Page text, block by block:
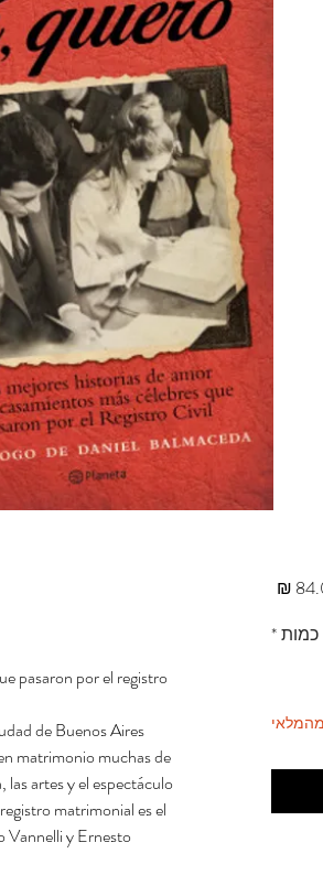
pasaron por el registro
de Buenos Aires
matrimonio muchas de
las artes y el espectáculo
matrimonial es el
Vannelli y Ernesto
כמות*